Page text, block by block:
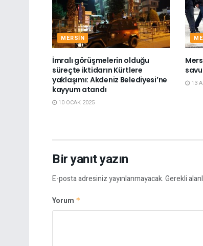
MERSIN
İmralı görüşmelerin olduğu
süreçte iktidarın Kürtlere
yaklaşımı: Akdeniz Belediyesi’ne
kayyum atandı
10 OCAK 2025
13
Bir yanıt yazın
E-posta adresiniz yayınlanmayacak.Gerekli
Yorum *